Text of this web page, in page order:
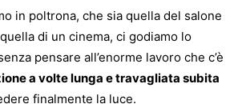
in poltrona, che sia quella del salone
di un cinema, ci godiamo lo
pensare all’enorme lavoro che c’è
a volte lunga e travagliata subita
finalmente la luce.